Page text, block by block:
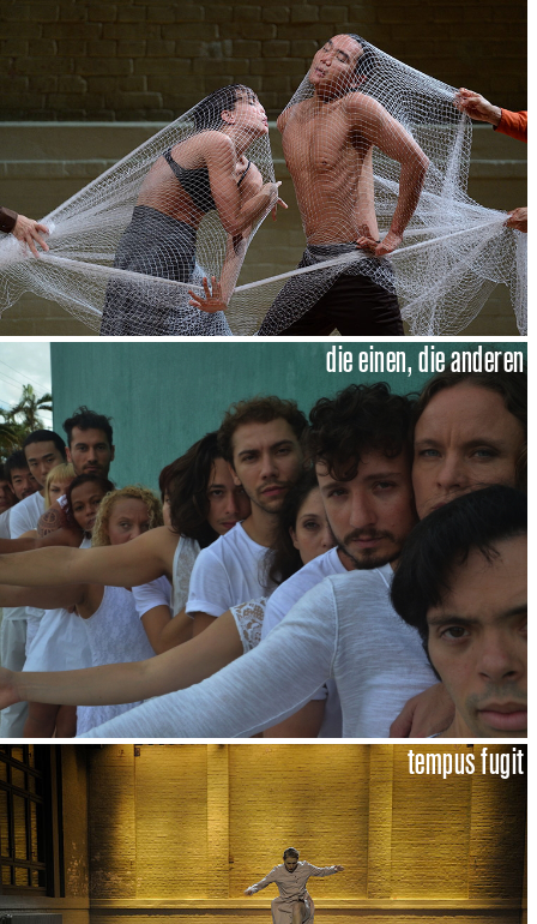
die einen, die anderen
tempus fugit